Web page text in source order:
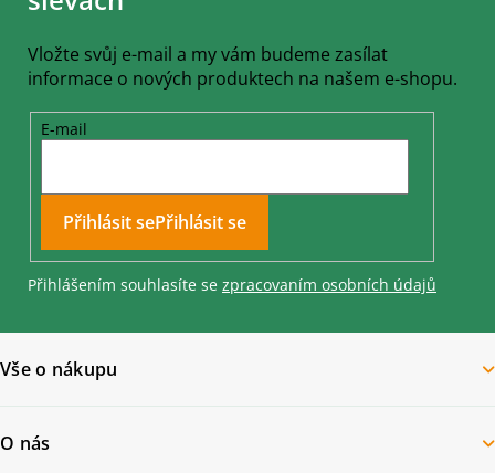
Vložte svůj e-mail a my vám budeme zasílat
informace o nových produktech na našem e-shopu.
E-mail
Přihlásit se
Přihlášením souhlasíte se zpracovaním osobních údajů
Vše o nákupu
O nás